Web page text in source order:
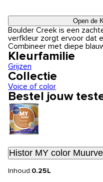
Open de
Boulder Creek is een
verfkleur zorgt ervoor dat
Combineer met diepe
Kleurfamilie
Grijzen
Collectie
Voice of color
Bestel jouw
Histor MY color
Inhoud:0.25L